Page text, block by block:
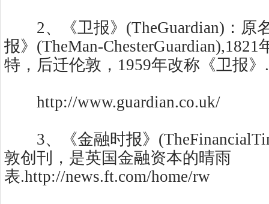
2、《卫报》(TheGuardian)：原
报》(TheMan-
特，后迁伦敦，1959年改称《卫报》.
http://www.guardian.co.uk/
3、《金融时报》
敦创刊，是英国金融资本的晴雨
表.http://news.ft.com/home/rw